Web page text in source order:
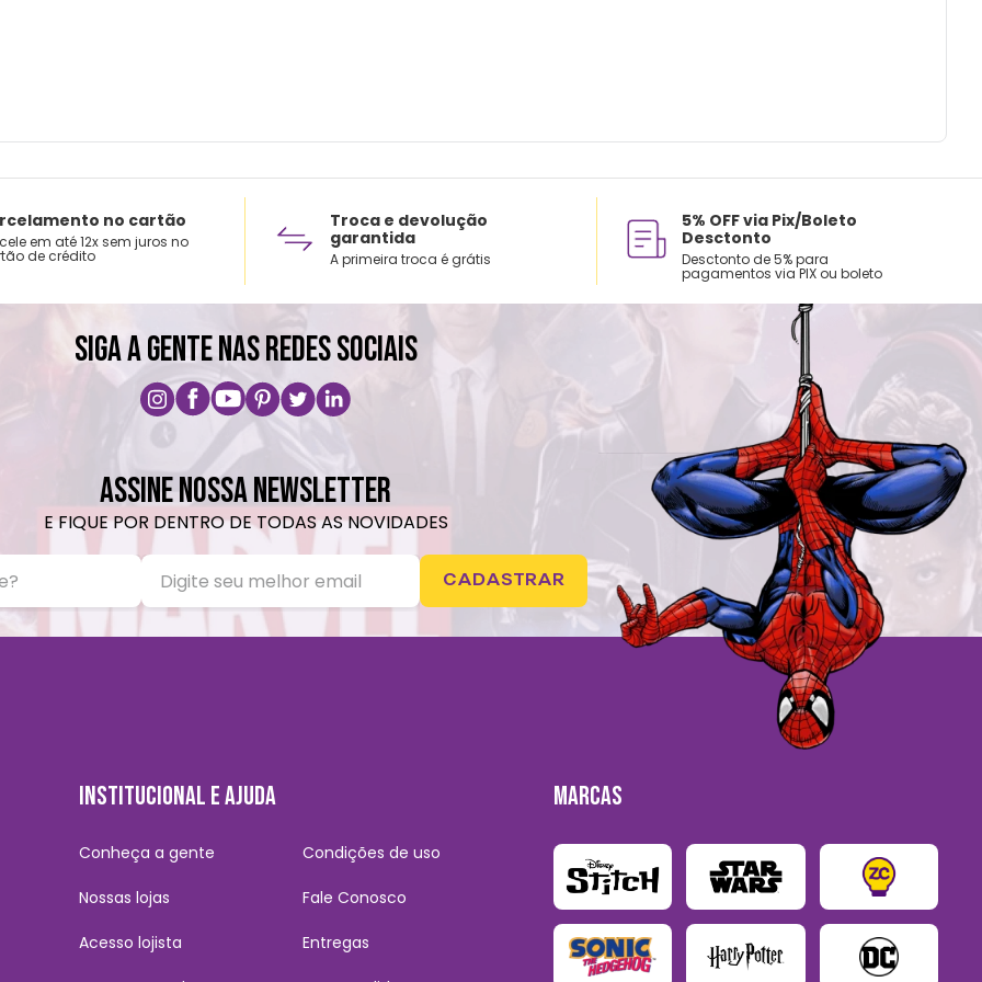
no cartão
em até 12x sem juros no
de crédito
Troca e devolução
garantida
A primeira troca é grátis
5% OFF via Pix/Boleto
Desctonto
Desctonto de 5% para
pagamentos via PIX ou boleto
SIGA A GENTE NAS REDES SOCIAIS
ASSINE NOSSA NEWSLETTER
E FIQUE POR DENTRO DE TODAS AS NOVIDADES
CADASTRAR
INSTITUCIONAL E AJUDA
Conheça a gente
Nossas lojas
Acesso lojista
Condições de uso
Fale Conosco
Entregas
MARCAS